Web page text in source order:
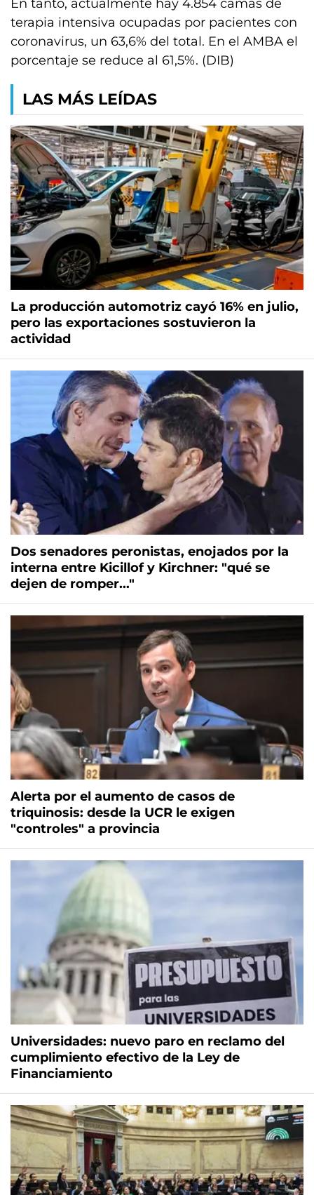
En tanto, actualmente hay 4.854 camas de
terapia intensiva ocupadas por pacientes con
coronavirus, un 63,6% del total. En el AMBA el
porcentaje se reduce al 61,5%. (DIB)
LAS MÁS LEÍDAS
La producción automotriz cayó 16% en julio,
pero las exportaciones sostuvieron la
actividad
Dos senadores peronistas, enojados por la
interna entre Kicillof y Kirchner: "qué se
dejen de romper..."
Alerta por el aumento de casos de
triquinosis: desde la UCR le exigen
"controles" a provincia
Universidades: nuevo paro en reclamo del
cumplimiento efectivo de la Ley de
Financiamiento